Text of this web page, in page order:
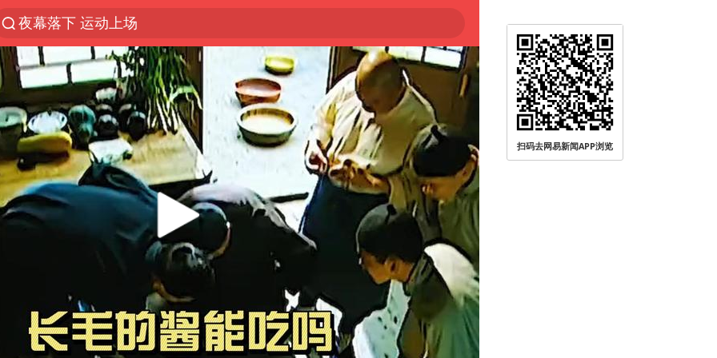
夜幕落下 运动上场
美国将对多晶硅衍生品加征15%关税
泰交通部副部长回应中国人遭歧视手势
改名后的“青海拉面”店
勒沃库森U17主帅盛赞赵松源
台军“汉光秀”开场闹剧多
段绚竞因公牺牲 年仅44岁
1岁宝宝碰坏纸巾盒 宝妈被索赔924元
女子开一天一夜空调后二氧化碳中毒
97岁英国奶奶飞上天再破吉尼斯纪录
“空调24小时开着更省电”不实
扫码去网易新闻APP浏览